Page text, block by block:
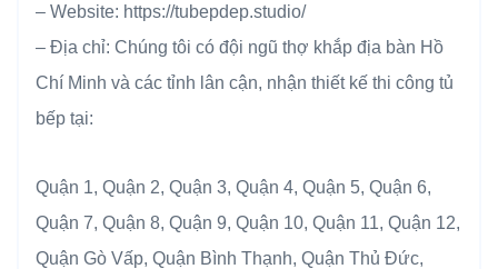
– Website: https://tubepdep.studio/
– Địa chỉ: Chúng tôi có đội ngũ thợ khắp địa bàn Hồ
Chí Minh và các tỉnh lân cận, nhận thiết kế thi công tủ
bếp tại:
Quận 1, Quận 2, Quận 3, Quận 4, Quận 5, Quận 6,
Quận 7, Quận 8, Quận 9, Quận 10, Quận 11, Quận 12,
Quận Gò Vấp, Quận Bình Thạnh, Quận Thủ Đức,